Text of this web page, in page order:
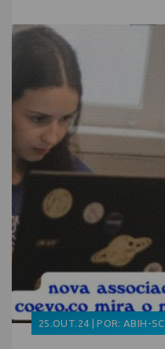
25.OUT.24 | POR: ABIH-SC